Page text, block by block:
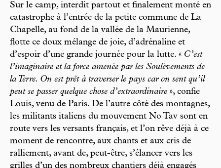
Sur le camp, interdit partout et finalement monté en
catastrophe à l’entrée de la petite commune de La
Chapelle, au fond de la vallée de la Maurienne,
flotte ce doux mélange de joie, d’adrénaline et
d’espoir d’une grande journée pour la lutte. « C’est
l’imaginaire et la force amenée par les Soulèvements de
la Terre. On est prêt à traverser le pays car on sent qu’il
peut se passer quelque chose d’extraordinaire », confie
Louis, venu de Paris. De l’autre côté des montagnes,
les militants italiens du mouvement No Tav sont en
route vers les versants français, et l’on rêve déjà à ce
moment de rencontre, aux chants et aux cris de
ralliement, avant de, peut-être, s’élancer vers les
grilles d’un des nombreux chantiers déjà engagés